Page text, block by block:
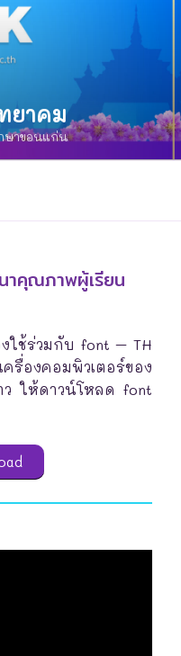
ยาคม
ษาขอนแก่น
าคุณภาพผู้เรียน
ร่วมกับ font – TH
รื่องคอมพิวเตอร์ของ
ให้ดาวน์โหลด font